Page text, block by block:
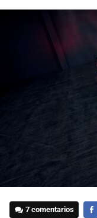
7 comentarios